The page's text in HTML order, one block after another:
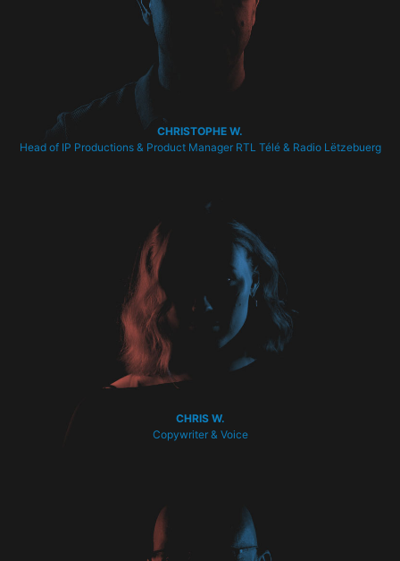
CHRISTOPHE W.
Head of IP Productions & Product Manager RTL Télé & Radio Lëtzebuerg
CHRIS W.
Copywriter & Voice